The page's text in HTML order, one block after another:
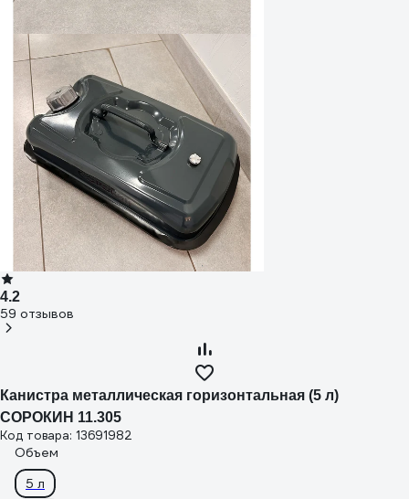
4.2
59 отзывов
Канистра металлическая горизонтальная (5 л)
СОРОКИН 11.305
Код товара: 13691982
Объем
5 л